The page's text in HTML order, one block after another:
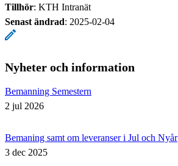
Tillhör: KTH Intranät
Senast ändrad: 2025-02-04
Nyheter och information
Bemanning Semestern
2 jul 2026
Bemaning samt om leveranser i Jul och Nyår
3 dec 2025